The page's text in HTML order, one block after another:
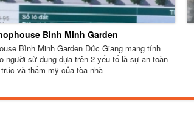
Bình Minh Garden
Bình Minh Garden Đức Giang mang tính
người sử dụng dựa trên 2 yếu tố là sự an toàn
và thẩm mỹ của tòa nhà